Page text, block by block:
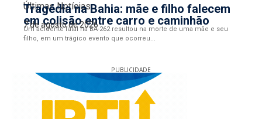
Últimas Notícias
Tragédia na Bahia: mãe e filho falecem
em colisão entre carro e caminhão
7 de agosto de 2026
Um acidente fatal na BA-262 resultou na morte de uma mãe e seu
filho, em um trágico evento que ocorreu...
PUBLICIDADE